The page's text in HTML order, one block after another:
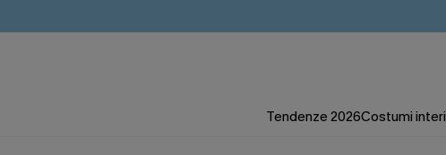
Tendenze 2026Costumi interi